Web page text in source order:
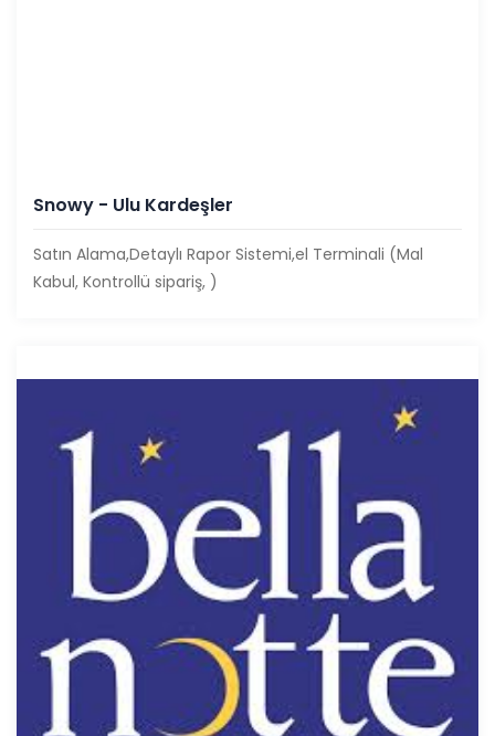
Snowy - Ulu Kardeşler
Satın Alama,Detaylı Rapor Sistemi,el Terminali (Mal
Kabul, Kontrollü sipariş, )